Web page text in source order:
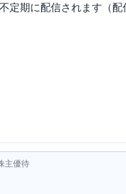
定期に配信されます（配
主優待